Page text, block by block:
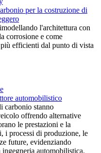
per la costruzione di
l'architettura con
corrosione e come
efficienti dal punto di vista
automobilistico
carbonio stanno
offrendo alternative
le prestazioni e la
i processi di produzione, le
future, evidenziando
automobilistica.